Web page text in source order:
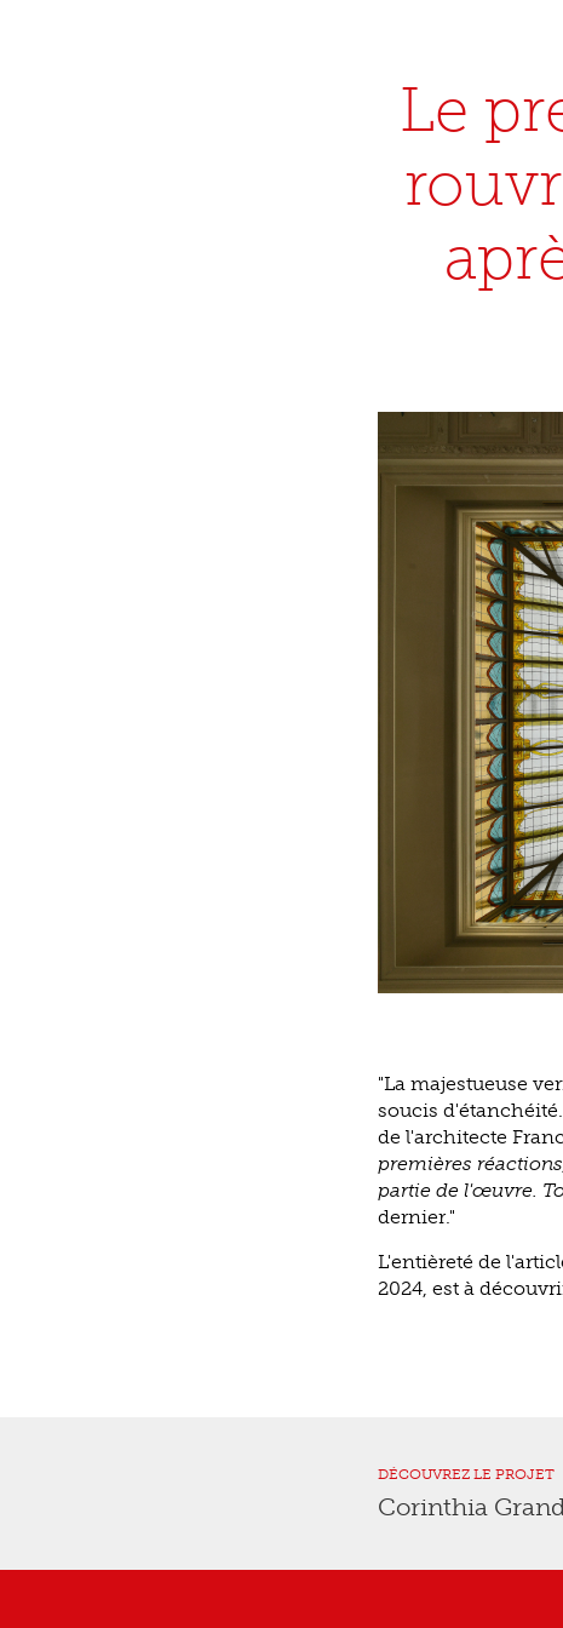
Le
"La majestueuse
soucis
de l'architecte
premières
partie de l'œuvre.
dernier."
L'entièreté de
2024, est à
DÉCOUVREZ LE PROJET
Corinthia